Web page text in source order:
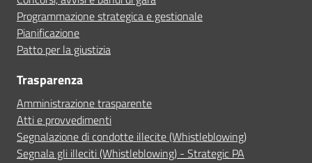
Programmazione strategica e gestionale
Pianificazione
Patto per la giustizia
Trasparenza
Amministrazione trasparente
Atti e provvedimenti
Segnalazione di condotte illecite (Whistleblowing)
Segnala gli illeciti (Whistleblowing) - Strategic PA